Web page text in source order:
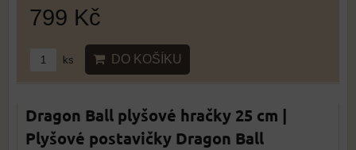
799 Kč
ks DO KOŠÍKU
Dragon Ball plyšové hračky 25 cm |
Plyšové postavičky Dragon Ball